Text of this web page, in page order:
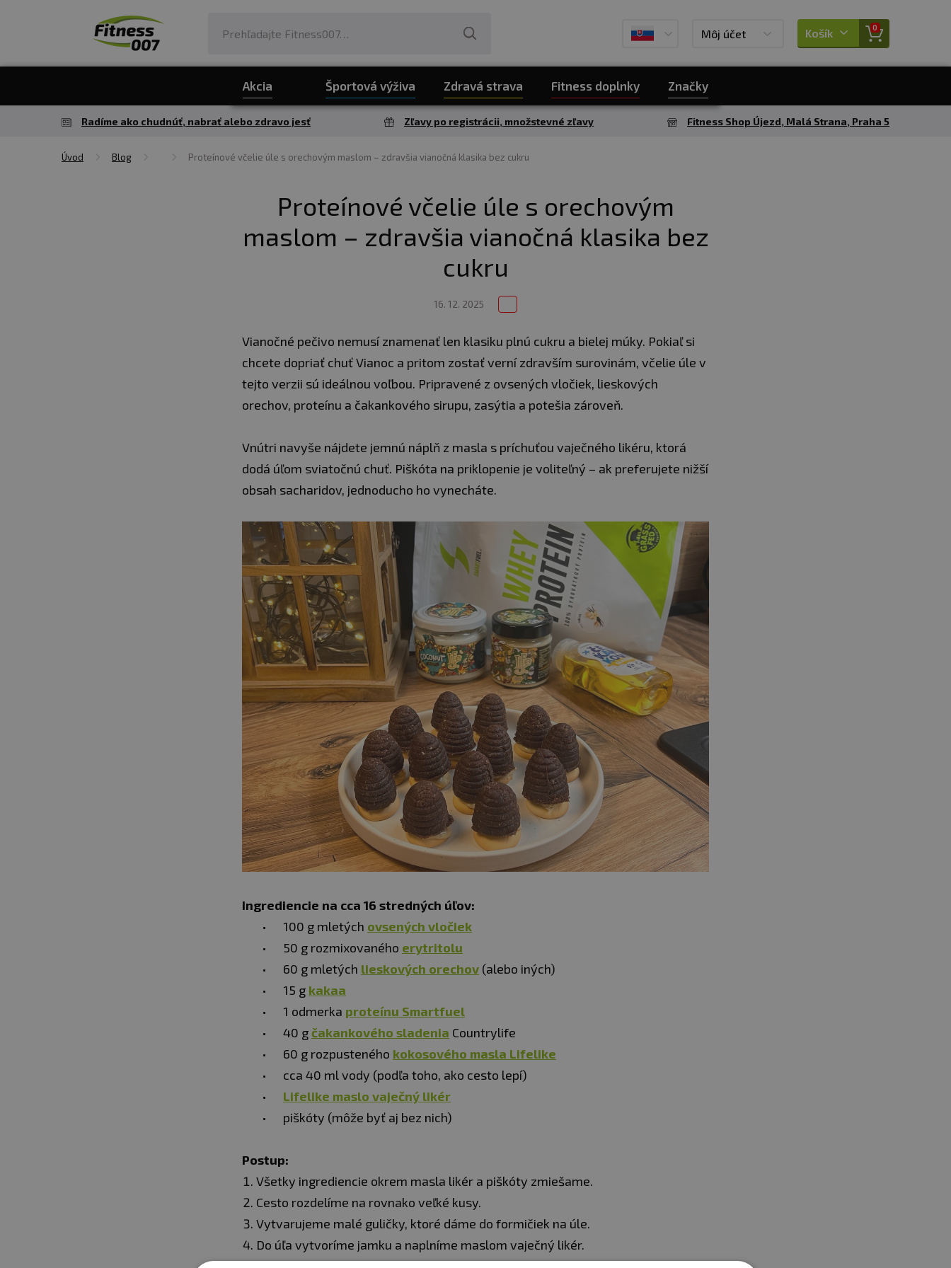
Môj účet Košík 0
Akcia Športová výživa Zdravá strava Fitness doplnky Značky
Radíme ako chudnúť, nabrať alebo zdravo jesť Zľavy po registrácii, množstevné zľavy Fitness Shop Újezd, Malá Strana, Praha 5
Úvod Blog Proteínové včelie úle s orechovým maslom – zdravšia vianočná klasika bez cukru
Proteínové včelie úle s orechovým
maslom – zdravšia vianočná klasika bez
cukru
16. 12. 2025
Vianočné pečivo nemusí znamenať len klasiku plnú cukru a bielej múky. Pokiaľ si
chcete dopriať chuť Vianoc a pritom zostať verní zdravším surovinám, včelie úle v
tejto verzii sú ideálnou voľbou. Pripravené z ovsených vločiek, lieskových
orechov, proteínu a čakankového sirupu, zasýtia a potešia zároveň.
Vnútri navyše nájdete jemnú náplň z masla s príchuťou vaječného likéru, ktorá
dodá úľom sviatočnú chuť. Piškóta na priklopenie je voliteľný – ak preferujete nižší
obsah sacharidov, jednoducho ho vynecháte.
Ingrediencie na cca 16 stredných úľov:
100 g mletých ovsených vločiek
50 g rozmixovaného erytritolu
60 g mletých lieskových orechov (alebo iných)
15 g kakaa
1 odmerka proteínu Smartfuel
40 gčakankového sladenia Countrylife
60 g rozpusteného kokosového masla Lifelike
cca 40 ml vody (podľa toho, ako cesto lepí)
Lifelike maslo vaječný likér
piškóty (môže byť aj bez nich)
Postup:
Všetky ingrediencie okrem masla likér a piškóty zmiešame.
Cesto rozdelíme na rovnako veľké kusy.
Vytvarujeme malé guličky, ktoré dáme do formičiek na úle.
Do úľa vytvoríme jamku a naplníme maslom vaječný likér.